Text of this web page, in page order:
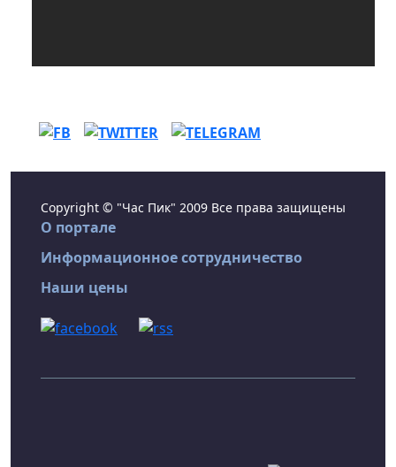
Copyright © "Час Пик" 2009 Все права защищены
О портале
Информационное сотрудничество
Наши цены